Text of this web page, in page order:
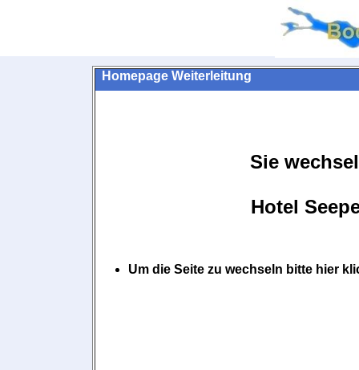
Homepage Weiterleitung
Sie
Hotel
Um die Seite zu wechseln bitte hier